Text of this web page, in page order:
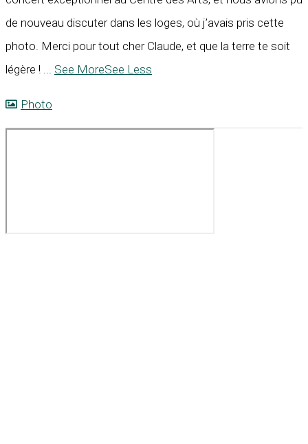
de nouveau discuter dans les loges, où j’avais pris cette
photo. Merci pour tout cher Claude, et que la terre te soit
légère ! ... See MoreSee Less
Photo